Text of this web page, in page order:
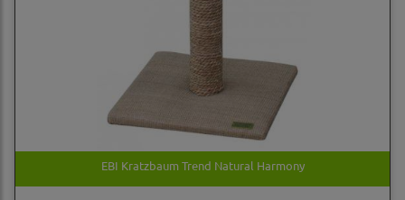
EBI Kratzbaum Trend Natural Harmony